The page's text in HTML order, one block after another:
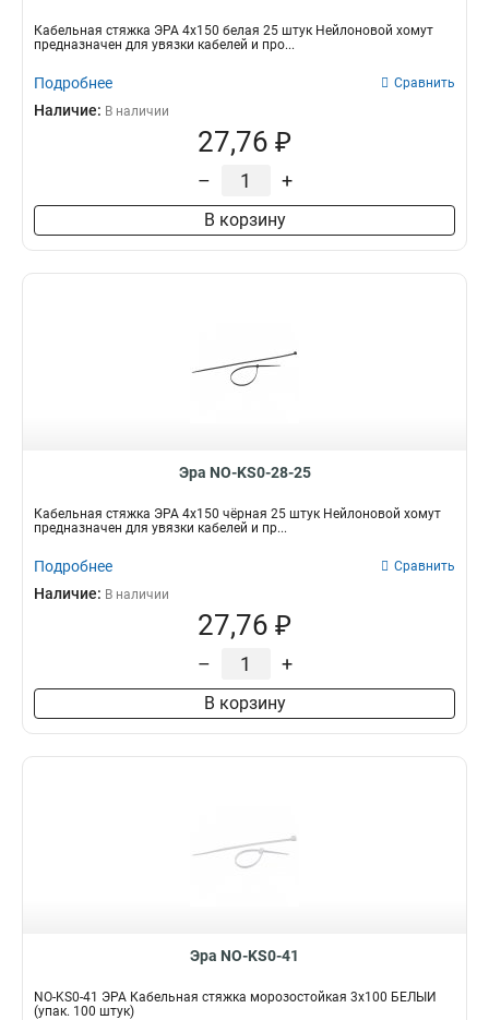
Кабельная стяжка ЭРА 4х150 белая 25 штук Нейлоновой хомут
предназначен для увязки кабелей и про...
Подробнее Сравнить
Наличие: В наличии
27,76 ₽
– +
В корзину
Эра NO-KS0-28-25
Кабельная стяжка ЭРА 4х150 чёрная 25 штук Нейлоновой хомут
предназначен для увязки кабелей и пр...
Подробнее Сравнить
Наличие: В наличии
27,76 ₽
– +
В корзину
Эра NO-KS0-41
NO-KS0-41 ЭРА Кабельная стяжка морозостойкая 3x100 БЕЛЫЙ
(упак. 100 штук)